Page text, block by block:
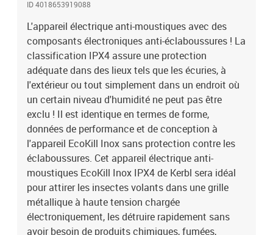
attrayant pendant de nombreuses années. Le design mince avec la
maille exposée facilite des caractéristiques optimales de capture.
Cet appareil électrique anti-mouches ne contient pas des produits
chimiques et est respectueux avec l'environnement. La chaîne de
suspension incluse et le bac de collecte le fait facile à installer et
utiliser. Couleur : Argent Dimensions : 72 x 12 x 32,5 cm (L x P x H)
Matériau : acier inoxydable Alimentation : 230 V, 50 Hz Couverture
d'attirance : 200 m² Tension : 2200 V Lampes UV spéciales (2 x 20
W) avec un haut niveau d'attirance des insectes Chaîne de
suspension et bac de collecte inclus Résistant à la corrosion et
aux rayures
ID 4018653919088
L'appareil électrique anti-moustiques avec des
composants électroniques anti-éclaboussures ! La
classification IPX4 assure une protection
adéquate dans des lieux tels que les écuries, à
l'extérieur ou tout simplement dans un endroit où
un certain niveau d'humidité ne peut pas être
exclu ! Il est identique en termes de forme,
données de performance et de conception à
l'appareil EcoKill Inox sans protection contre les
éclaboussures. Cet appareil électrique anti-
moustiques EcoKill Inox IPX4 de Kerbl sera idéal
pour attirer les insectes volants dans une grille
métallique à haute tension chargée
électroniquement, les détruire rapidement sans
avoir besoin de produits chimiques, fumées,